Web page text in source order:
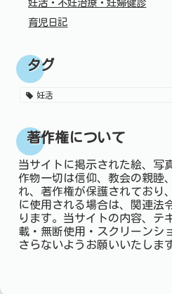
妊活・不妊治療・妊婦健診
育児日記
タグ
妊活
著作権について
当サイトに掲示された絵、写
作物一切は信仰、教会の親睦
れ、著作権が保護されており
に使用される場合は、関連法
ります。当サイトの内容、テ
載・無断使用・スクリーンシ
さらないようお願いいたしま